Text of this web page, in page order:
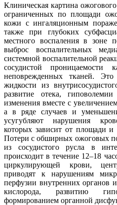
Клиническая картина
ограниченных по площади
кожи с ингаляционным
также при глубоких
местного воспаления в зоне
выброс воспалительных
системной воспалительной
сосудистой
неповрежденных тканей.
жидкости из
развитие отека,
изменения вместе с
а в ряде случаев и
усугубляют нарушения
которых зависит от площади
Потери с обширных ожоговых
из сосудистого русла в
происходит в течение 12–18
циркулирующей крови,
приводят к нарушениям
перфузии внутренних органов
кислорода, развитию
формированием органной